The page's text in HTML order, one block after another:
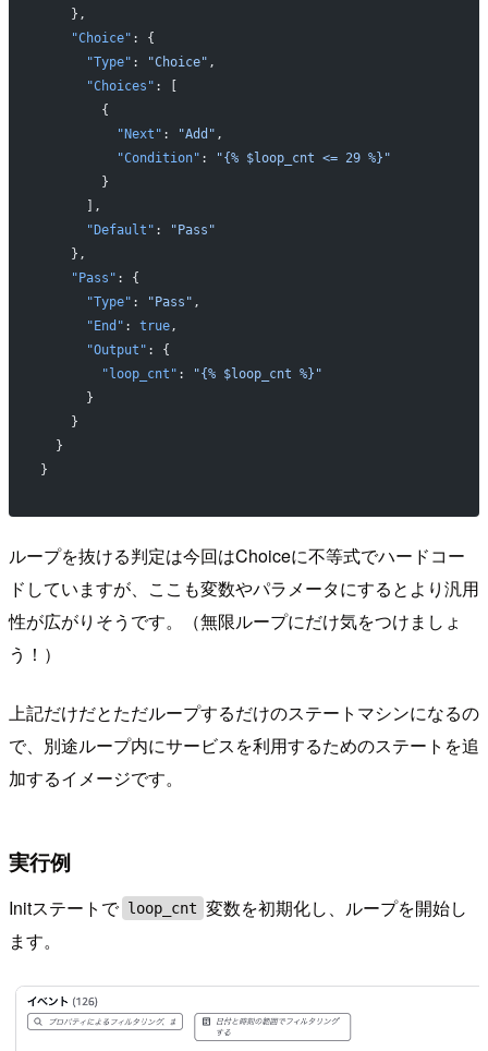
    },
    "Choice"
: {
      "Type"
: "Choice" ,
      "Choices"
: [
        {
          "Next"
: "Add" ,
          "Condition"
:
"{% $loop_cnt <= 29 %}"
        }
      ],
      "Default"
:
"Pass"
    },
    "Pass"
: {
      "Type"
: "Pass" ,
      "End"
: true,
      "Output"
: {
        "loop_cnt"
:
"{% $loop_cnt %}"
      }
    }
  }
}
ループを抜ける判定は今回はChoiceに不等式でハードコー
ドしていますが、ここも変数やパラメータにするとより汎用
性が広がりそうです。（無限ループにだけ気をつけましょ
う！）
上記だけだとただループするだけのステートマシンになるの
で、別途ループ内にサービスを利用するためのステートを追
加するイメージです。
実行例
Initステートで loop_cnt 変数を初期化し、ループを開始し
ます。